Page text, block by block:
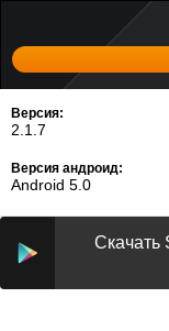
Версия:
2.1.7
Версия андроид:
Android 5.0
Скачать